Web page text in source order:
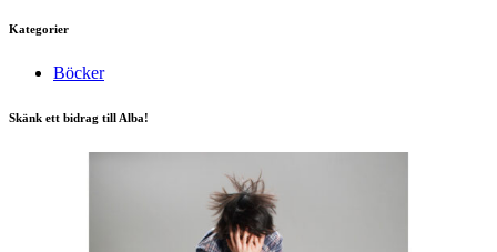
presidentval
reportageresa
småförlag
USA